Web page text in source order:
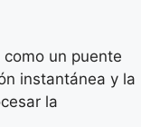
un puente
instantánea y la
la